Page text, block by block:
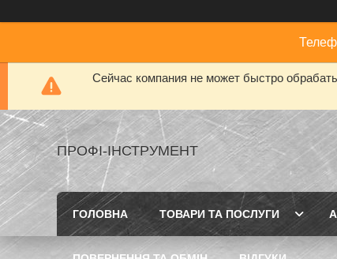
Сейчас компания не может быстро
ПРОФІ-ІНСТРУМЕНТ
ГОЛОВНА ТОВАРИ ТА ПОСЛУГИ